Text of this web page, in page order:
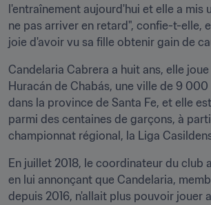
l'entraînement aujourd'hui et elle a mis
ne pas arriver en retard", confie-t-elle,
joie d'avoir vu sa fille obtenir gain de
Candelaria Cabrera a huit ans, elle
Huracán de Chabás, une ville de 9
dans la province de Santa Fe, et elle
parmi des centaines de garçons, à
championnat régional, la Liga
En juillet 2018, le coordinateur du club
en lui annonçant que Candelaria,
depuis 2016, n'allait plus pouvoir jouer